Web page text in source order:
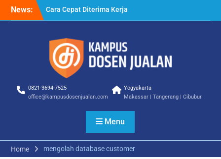
News:
Cara Cepat Diterima Kerja
– Tips Praktis yang Bisa
Cara Biar Dapat Pekerjaan
– Panduan Lengkap untuk
Pencari Kerja
Cara Dapat Pekerjaan –
Memperbesar Peluang
0821-3694-7525
office@kampusdosenjualan.com
Yogyakarta
Makassar | Tangerang | Cibubur
Menu
Home mengolah database customer